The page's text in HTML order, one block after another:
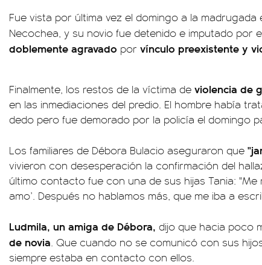
Fue vista por última vez el domingo a la madrugada
Necochea, y su novio fue detenido e imputado por
doblemente agravado por vínculo preexistente y
Finalmente, los restos de la víctima de violencia de
en las inmediaciones del predio. El hombre había
dedo pero fue demorado por la policía el domingo
Los familiares de Débora Bulacio aseguraron que
vivieron con desesperación la confirmación del
último contacto fue con una de sus hijas Tania: "Me
amo’. Después no hablamos más, que me iba a
Ludmila, un amiga de Débora, dijo que hacia poco
de novia. Que cuando no se comunicó con sus
siempre estaba en contacto con ellos.